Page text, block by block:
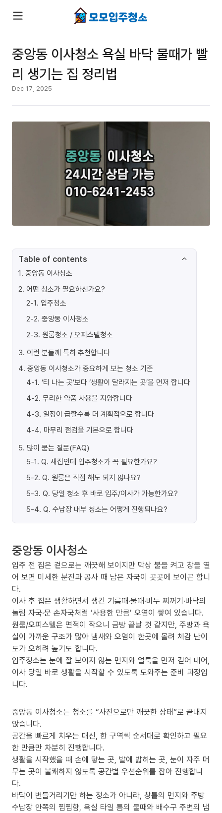
중앙동 이사청소 욕실 바닥 물때가 빨
리 생기는 집 정리법
Dec 17, 2025
Table of contents
1. 중앙동 이사청소
2. 어떤 청소가 필요하신가요?
2-1. 입주청소
2-2. 중앙동 이사청소
2-3. 원룸청소 / 오피스텔청소
3. 이런 분들께 특히 추천합니다
4. 중앙동 이사청소가 중요하게 보는 청소 기준
4-1. ‘티 나는 곳’보다 ‘생활이 달라지는 곳’을 먼저 합니다
4-2. 무리한 약품 사용을 지양합니다
4-3. 일정이 급할수록 더 계획적으로 합니다
4-4. 마무리 점검을 기본으로 합니다
5. 많이 묻는 질문(FAQ)
5-1. Q. 새집인데 입주청소가 꼭 필요한가요?
5-2. Q. 원룸은 직접 해도 되지 않나요?
5-3. Q. 당일 청소 후 바로 입주/이사가 가능한가요?
5-4. Q. 수납장 내부 청소는 어떻게 진행되나요?
중앙동 이사청소
입주 전 집은 겉으로는 깨끗해 보이지만 막상 불을 켜고 창을 열
어 보면 미세한 분진과 공사 때 남은 자국이 곳곳에 보이곤 합니
다.
이사 후 집은 생활하면서 생긴 기름때·물때·비누 찌꺼기·바닥의
눌림 자국·문 손자국처럼 ‘사용한 만큼’ 오염이 쌓여 있습니다.
원룸/오피스텔은 면적이 작으니 금방 끝날 것 같지만, 주방과 욕
실이 가까운 구조가 많아 냄새와 오염이 한곳에 몰려 체감 난이
도가 오히려 높기도 합니다.
입주청소는 눈에 잘 보이지 않는 먼지와 얼룩을 먼저 걷어 내어,
이사 당일 바로 생활을 시작할 수 있도록 도와주는 준비 과정입
니다.
중앙동 이사청소는 청소를 “사진으로만 깨끗한 상태”로 끝내지
않습니다.
공간을 빠르게 치우는 대신, 한 구역씩 순서대로 확인하고 필요
한 만큼만 차분히 진행합니다.
생활을 시작했을 때 손에 닿는 곳, 발에 밟히는 곳, 눈이 자주 머
무는 곳이 불쾌하지 않도록 공간별 우선순위를 잡아 진행합니
다.
바닥이 번들거리기만 하는 청소가 아니라, 창틀의 먼지와 주방
수납장 안쪽의 찝찝함, 욕실 타일 틈의 물때와 배수구 주변의 냄